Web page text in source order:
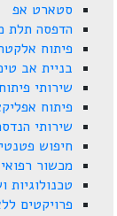
סטארט אפ
הדפסה תלת
פיתוח
בניית אב
שירותי
פיתוח
שירותי
חיפוש
מכשור רפואי
טכנולוגיות
פרויקטים